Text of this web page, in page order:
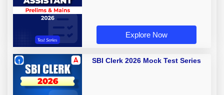
Explore Now
SBI Clerk 2026 Mock Test Series